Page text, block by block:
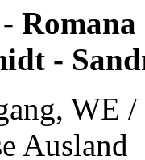
-
WE /
Ausland